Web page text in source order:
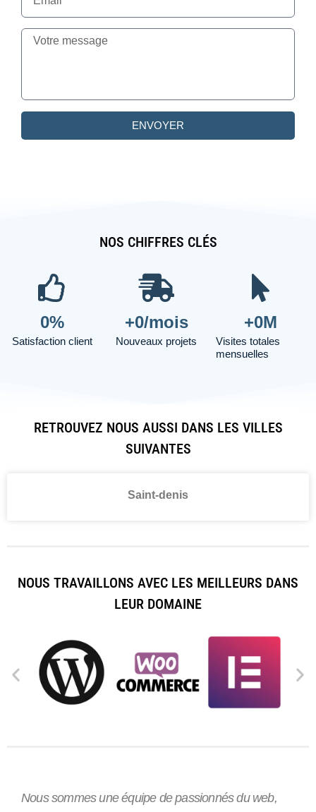
ENVOYER
NOS CHIFFRES CLÉS
Satisfaction client
0%
Nouveaux projets
+0/mois
Visites totales
mensuelles
+0M
RETROUVEZ NOUS AUSSI DANS LES VILLES
SUIVANTES
Saint-denis
NOUS TRAVAILLONS AVEC LES MEILLEURS DANS
LEUR DOMAINE
Nous sommes une équipe de passionnés du web,